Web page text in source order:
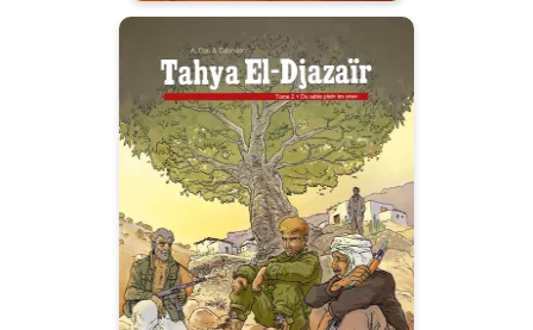
Tahya El Djazair
Vol. 02/2
Date de parution :
12/05/2010
Autres tomes